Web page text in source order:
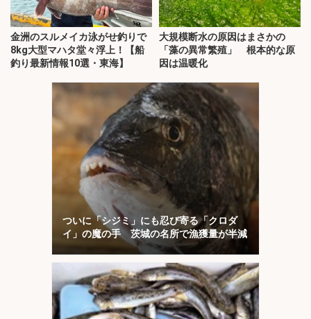
金洲のスルメイカ泳がせ釣りで
8kg大型マハタ堂々浮上！【船
釣り最新情報10選・東海】
大規模断水の原因はまさかの
「藻の異常繁殖」 根本的な原
因は温暖化
ついに「シジミ」にも忍び寄る「クロダ
イ」の魔の手 茨城の名所で漁獲量が半減